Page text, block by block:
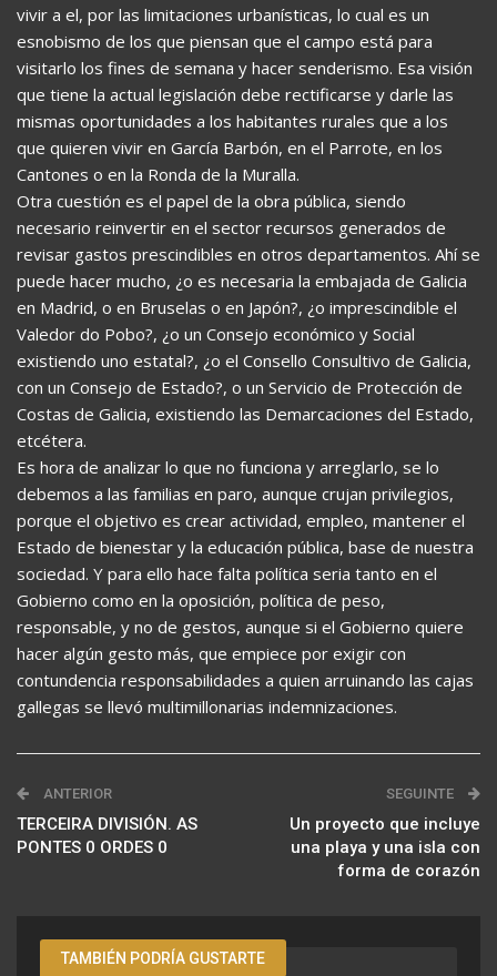
vivir a el, por las limitaciones urbanísticas, lo cual es un
esnobismo de los que piensan que el campo está para
visitarlo los fines de semana y hacer senderismo. Esa visión
que tiene la actual legislación debe rectificarse y darle las
mismas oportunidades a los habitantes rurales que a los
que quieren vivir en García Barbón, en el Parrote, en los
Cantones o en la Ronda de la Muralla.
Otra cuestión es el papel de la obra pública, siendo
necesario reinvertir en el sector recursos generados de
revisar gastos prescindibles en otros departamentos. Ahí se
puede hacer mucho, ¿o es necesaria la embajada de Galicia
en Madrid, o en Bruselas o en Japón?, ¿o imprescindible el
Valedor do Pobo?, ¿o un Consejo económico y Social
existiendo uno estatal?, ¿o el Consello Consultivo de Galicia,
con un Consejo de Estado?, o un Servicio de Protección de
Costas de Galicia, existiendo las Demarcaciones del Estado,
etcétera.
Es hora de analizar lo que no funciona y arreglarlo, se lo
debemos a las familias en paro, aunque crujan privilegios,
porque el objetivo es crear actividad, empleo, mantener el
Estado de bienestar y la educación pública, base de nuestra
sociedad. Y para ello hace falta política seria tanto en el
Gobierno como en la oposición, política de peso,
responsable, y no de gestos, aunque si el Gobierno quiere
hacer algún gesto más, que empiece por exigir con
contundencia responsabilidades a quien arruinando las cajas
gallegas se llevó multimillonarias indemnizaciones.
ANTERIOR
TERCEIRA DIVISIÓN. AS
PONTES 0 ORDES 0
SEGUINTE
Un proyecto que incluye
una playa y una isla con
forma de corazón
TAMBIÉN PODRÍA GUSTARTE